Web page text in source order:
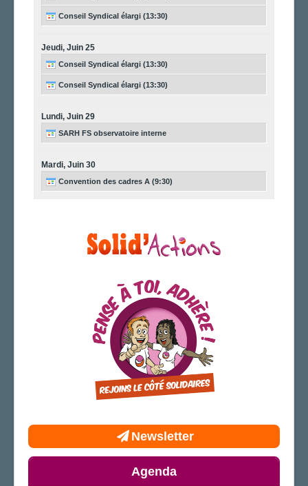
Conseil Syndical élargi (13:30)
Jeudi, Juin 25
Conseil Syndical élargi (13:30)
Conseil Syndical élargi (13:30)
Lundi, Juin 29
SARH FS observatoire interne
Mardi, Juin 30
Convention des cadres A (9:30)
Newsletter
Agenda